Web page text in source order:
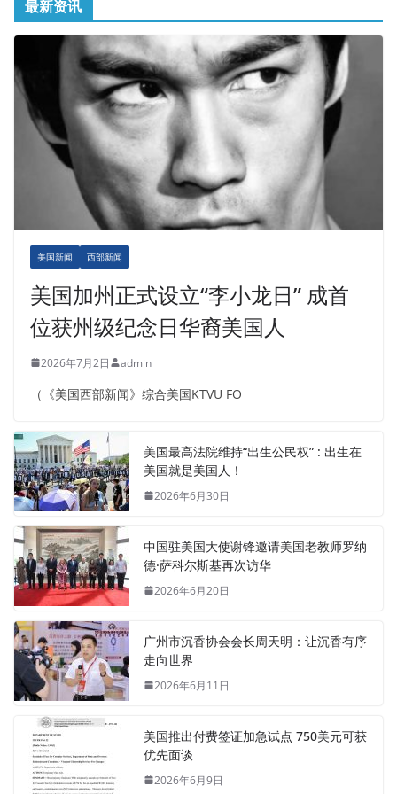
最新资讯
美国新闻 西部新闻
美国加州正式设立“李小龙日” 成首
位获州级纪念日华裔美国人
2026年7月2日 admin
（《美国西部新闻》综合美国KTVU FO
美国最高法院维持“出生公民权” : 出生在
美国就是美国人！
2026年6月30日
中国驻美国大使谢锋邀请美国老教师罗纳
德·萨科尔斯基再次访华
2026年6月20日
广州市沉香协会会长周天明：让沉香有序
走向世界
2026年6月11日
美国推出付费签证加急试点 750美元可获
优先面谈
2026年6月9日